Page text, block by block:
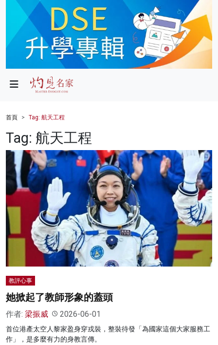
政局
財經
健康
商業
科技
名家榜
灼見活動
首頁 Tag: 航天工程
Tag: 航天工程
教評心事
她掀起了教師形象的蓋頭
作者: 梁振威 2026-06-01
首位港產太空人黎家盈身穿戎裝，整裝待發「為國家這個大家服務工
作」，是多麼有力的身教言傳。